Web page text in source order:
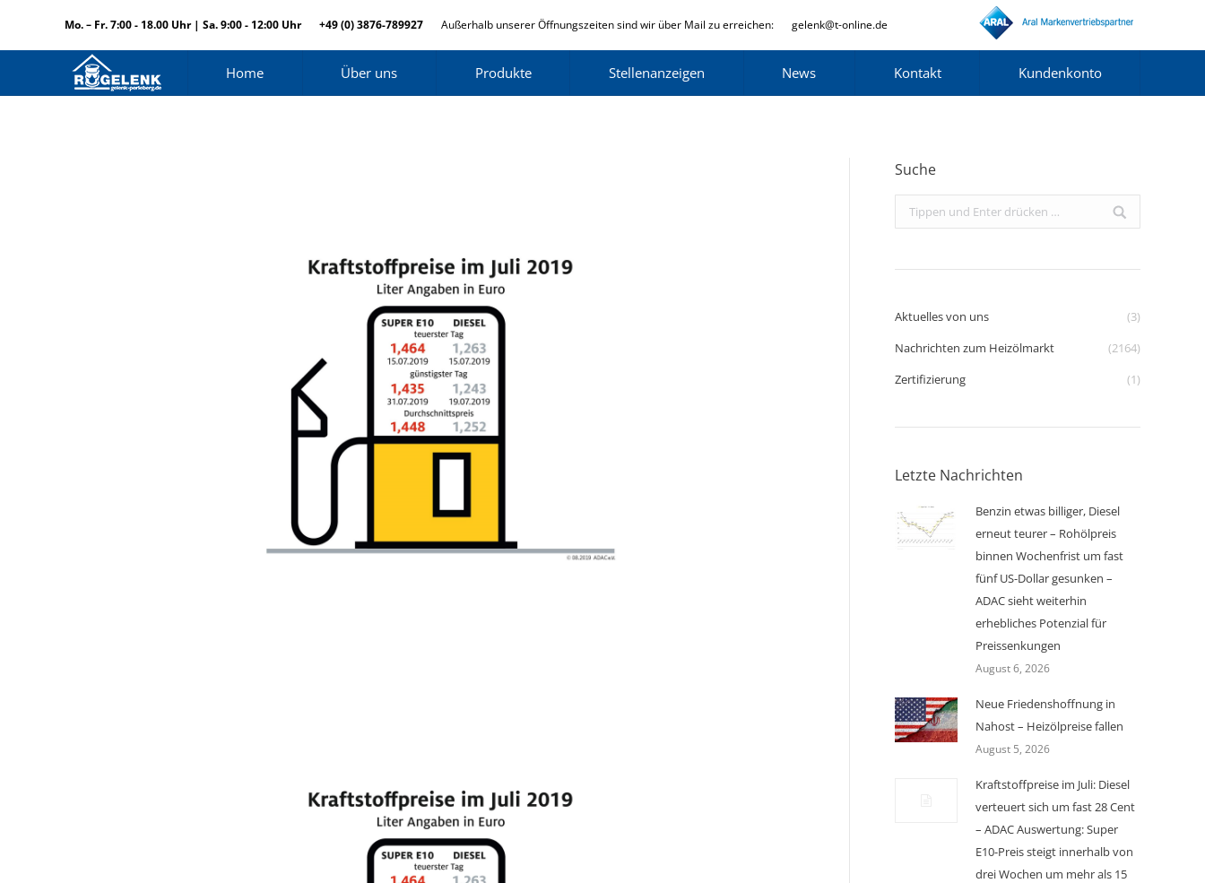
Mo. – Fr. 7:00 - 18.00 Uhr | Sa. 9:00 - 12:00 Uhr +49 (0) 3876-789927 Außerhalb unserer Öffnungszeiten sind wir über Mail zu erreichen: gelenk@t-online.de
Home Über uns Produkte Stellenanzeigen News Kontakt Kundenkonto
Suche
Search:
Aktuelles von uns
(3)
Nachrichten zum Heizölmarkt
(2164)
Zertifizierung
(1)
Letzte Nachrichten
Benzin etwas billiger, Diesel
erneut teurer – Rohölpreis
binnen Wochenfrist um fast
fünf US-Dollar gesunken –
ADAC sieht weiterhin
erhebliches Potenzial für
Preissenkungen
August 6, 2026
Neue Friedenshoffnung in
Nahost – Heizölpreise fallen
August 5, 2026
Kraftstoffpreise im Juli: Diesel
verteuert sich um fast 28 Cent
– ADAC Auswertung: Super
E10-Preis steigt innerhalb von
drei Wochen um mehr als 15